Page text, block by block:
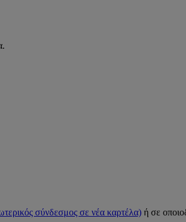
σύνδεσμος σε νέα καρτέλα) ή σε